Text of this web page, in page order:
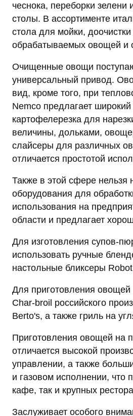
чеснока, переборки
столы. В ассортименте
стола для мойки,
обрабатываемых овощей и
Очищенные овощи
универсальный привод.
вид, кроме того, при
Nemco предлагает
картофелерезка для
величины, дольками,
слайсеры для различных
отличается простотой
Также в этой сфере
оборудования для
использования на
области и предлагает
Для изготовления супов-
использовать ручные
настольные бликсеры
Для приготовления овощей
Char-broil российского
Berto's, а также гриль на
Приготовления овощей на
отличается высокой
управлении, а также
и газовом исполнении, что
кафе, так и крупных
Заслуживает особого